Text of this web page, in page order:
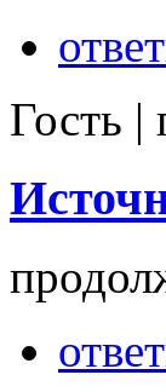
Гость |